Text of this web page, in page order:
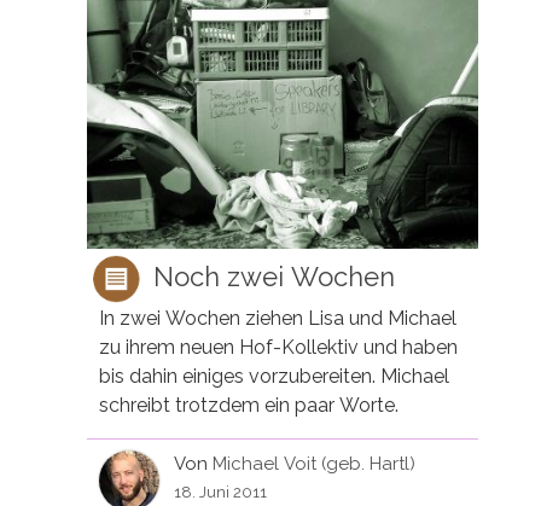
Noch zwei Wochen
In zwei Wochen ziehen Lisa und Michael
zu ihrem neuen Hof-Kollektiv und haben
bis dahin einiges vorzubereiten. Michael
schreibt trotzdem ein paar Worte.
Von Michael Voit (geb. Hartl)
18. Juni 2011